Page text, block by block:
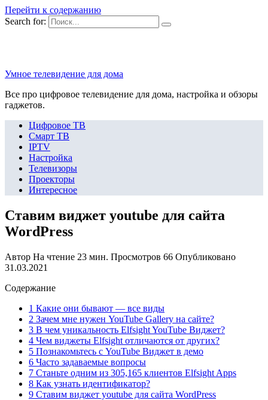
Перейти к содержанию
Search for:
Умное телевидение для дома
Все про цифровое телевидение для дома, настройка и обзоры
гаджетов.
Цифровое ТВ
Смарт ТВ
IPTV
Настройка
Телевизоры
Проекторы
Интересное
Ставим виджет youtube для сайта
WordPress
Автор На чтение 23 мин. Просмотров 66 Опубликовано
31.03.2021
Содержание
1 Какие они бывают — все виды
2 Зачем мне нужен YouTube Gallery на сайте?
3 В чем уникальность Elfsight YouTube Виджет?
4 Чем виджеты Elfsight отличаются от других?
5 Познакомьтесь с YouTube Виджет в демо
6 Часто задаваемые вопросы
7 Станьте одним из 305,165 клиентов Elfsight Apps
8 Как узнать идентификатор?
9 Ставим виджет youtube для сайта WordPress